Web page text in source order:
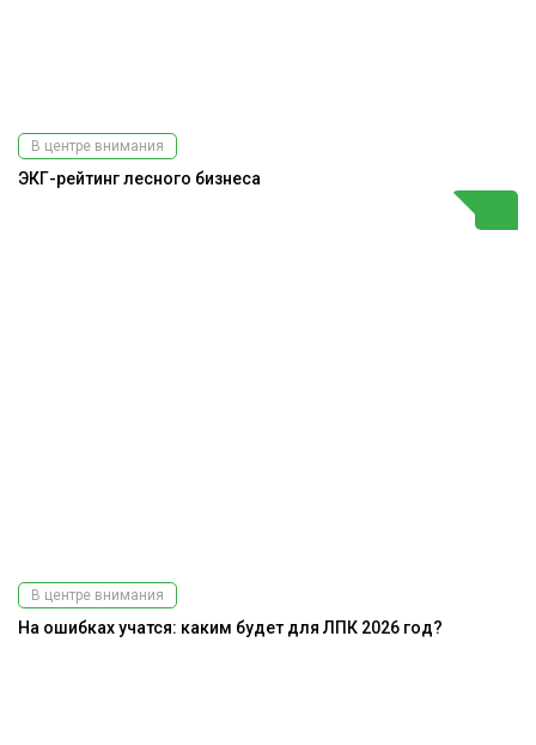
В центре внимания
ЭКГ-рейтинг лесного бизнеса
В центре внимания
На ошибках учатся: каким будет для ЛПК 2026 год?